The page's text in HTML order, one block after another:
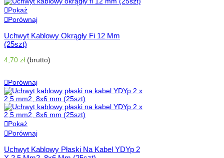
Pokaż
Porównaj
Uchwyt Kablowy Okrągły Fi 12 Mm
(25szt)
4,70 zł (brutto)
Porównaj
Pokaż
Porównaj
Uchwyt Kablowy Płaski Na Kabel YDYp 2